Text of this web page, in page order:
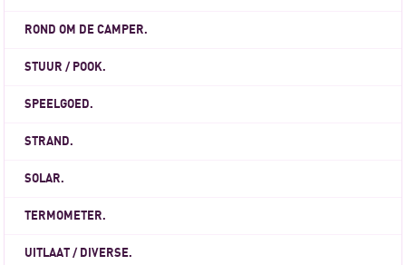
ROND OM DE CAMPER.
STUUR / POOK.
SPEELGOED.
STRAND.
SOLAR.
TERMOMETER.
UITLAAT / DIVERSE.